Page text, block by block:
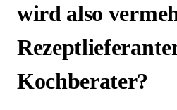
wird also
Kochberater?